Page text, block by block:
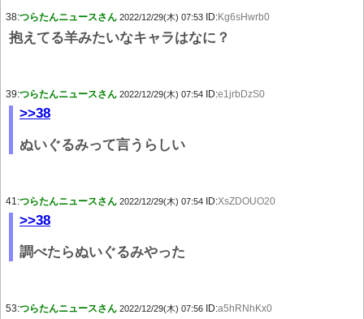
38:つらたんニュースさん 2022/12/29(木) 07:53 ID:Kg6sHwrb0
抱えてる羊みたいなキャラはなに？
39:つらたんニュースさん 2022/12/29(木) 07:54 ID:e1jrbDzS0
>>38
ぬいぐるみって言うらしい
41:つらたんニュースさん 2022/12/29(木) 07:54 ID:XsZDOUO20
>>38
調べたらぬいぐるみやった
53:つらたんニュースさん 2022/12/29(木) 07:56 ID:a5hRNhKx0